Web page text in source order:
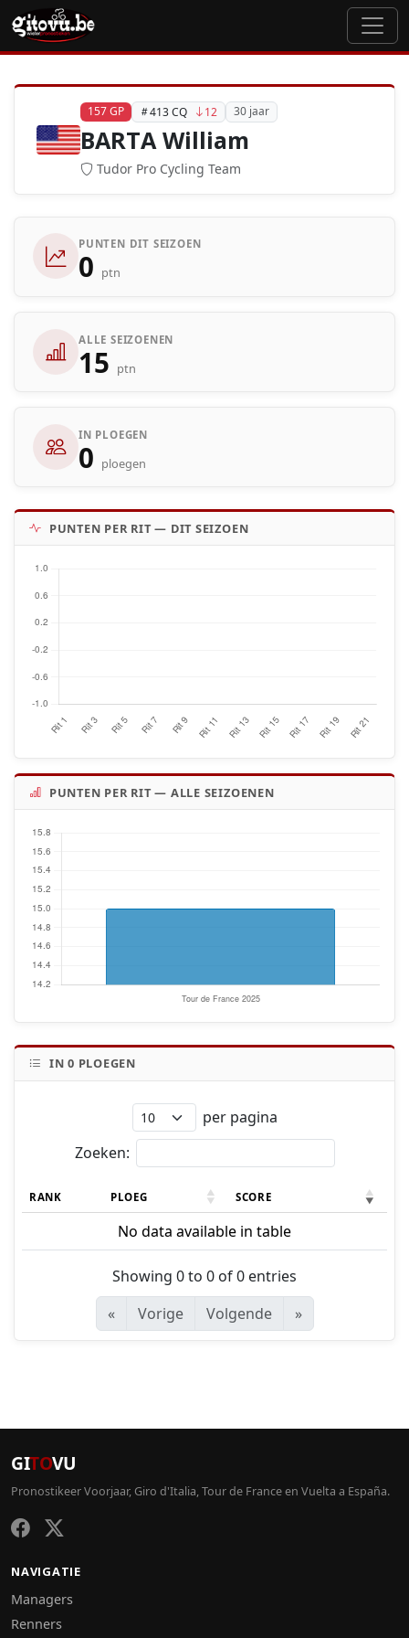
157 GP 413 CQ 12 30 jaar
BARTA William
Tudor Pro Cycling Team
PUNTEN DIT SEIZOEN
0 ptn
ALLE SEIZOENEN
15 ptn
IN PLOEGEN
0 ploegen
PUNTEN PER RIT — DIT SEIZOEN
PUNTEN PER RIT — ALLE SEIZOENEN
IN0 PLOEGEN
per pagina
Zoeken:
RANK PLOEG SCORE
No data available in table
Showing 0 to 0 of 0 entries
«
Vorige Volgende »
GITOVU
Pronostikeer Voorjaar, Giro d'Italia, Tour de France en Vuelta a España.
NAVIGATIE
Managers
Renners